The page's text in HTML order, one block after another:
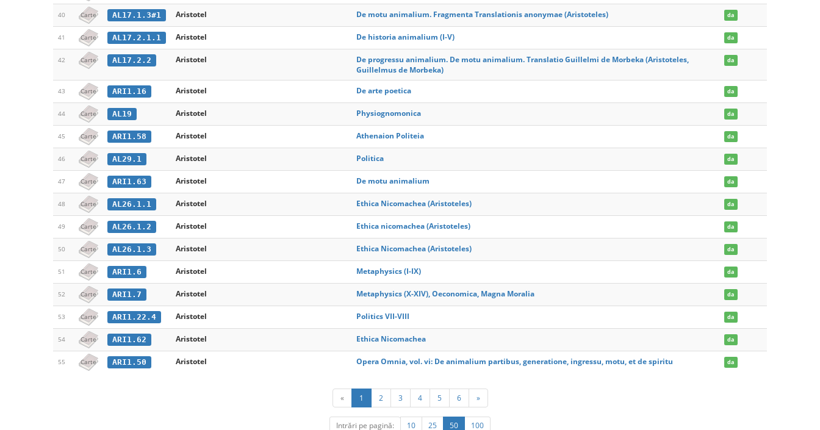
40 Carte AL17.1.3#1 Aristotel De motu animalium. Fragmenta Translationis anonymae (Aristoteles) da
41 Carte AL17.2.1.1 Aristotel De historia animalium (I-V) da
42 Carte AL17.2.2 Aristotel
De progressu animalium. De motu animalium. Translatio Guillelmi de Morbeka (Aristoteles,
Guillelmus de Morbeka)
da
43 Carte ARI1.16 Aristotel De arte poetica da
44 Carte AL19 Aristotel Physiognomonica da
45 Carte ARI1.58 Aristotel Athenaion Politeia da
46 Carte AL29.1 Aristotel Politica da
47 Carte ARI1.63 Aristotel De motu animalium da
48 Carte AL26.1.1 Aristotel Ethica Nicomachea (Aristoteles) da
49 Carte AL26.1.2 Aristotel Ethica nicomachea (Aristoteles) da
50 Carte AL26.1.3 Aristotel Ethica Nicomachea (Aristoteles) da
51 Carte ARI1.6 Aristotel Metaphysics (I-IX) da
52 Carte ARI1.7 Aristotel Metaphysics (X-XIV), Oeconomica, Magna Moralia da
53 Carte ARI1.22.4 Aristotel Politics VII-VIII da
54 Carte ARI1.62 Aristotel Ethica Nicomachea da
55 Carte ARI1.50 Aristotel Opera Omnia, vol. vi: De animalium partibus, generatione, ingressu, motu, et de spiritu da
« 1 2 3 4 5 6 »
Intrări pe pagină: 10 25 50 100